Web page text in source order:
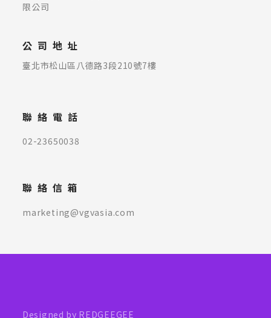
限公司
公司地址
臺北市松山區八德路3段210號7樓
聯絡電話
02-23650038
聯絡信箱
marketing@vgvasia.com
Designed by REDGEEGEE